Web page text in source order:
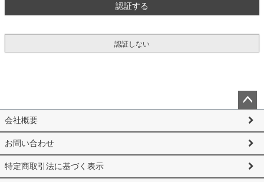
認証する
認証しない
ペー
ップ
へ
会社概要
お問い合わせ
特定商取引法に基づく表示